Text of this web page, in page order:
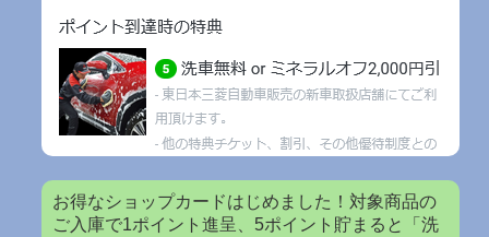
お得なショップカードはじめました！対象商品の
ご入庫で1ポイント進呈、5ポイント貯まると「洗